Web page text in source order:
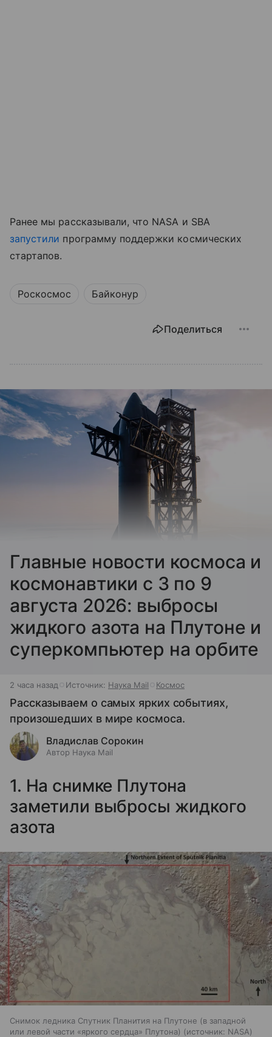
Ранее мы рассказывали, что NASA и SBA
запустили программу поддержки космических
стартапов.
Роскосмос Байконур
Поделиться
Главные новости космоса и
космонавтики с 3 по 9
августа 2026: выбросы
жидкого азота на Плутоне и
суперкомпьютер на орбите
2 часа назад Источник: Наука Mail Космос
Рассказываем о самых ярких событиях,
произошедших в мире космоса.
Владислав Сорокин
Автор Наука Mail
1. На снимке Плутона
заметили выбросы жидкого
азота
Снимок ледника Спутник Планития на Плутоне (в западной
или левой части «яркого сердца» Плутона)
источник: NASA